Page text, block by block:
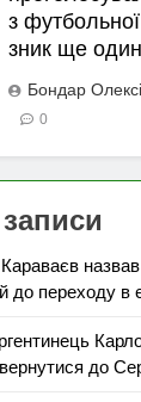
з
зник ще
Бондар
0
до переходу в
до